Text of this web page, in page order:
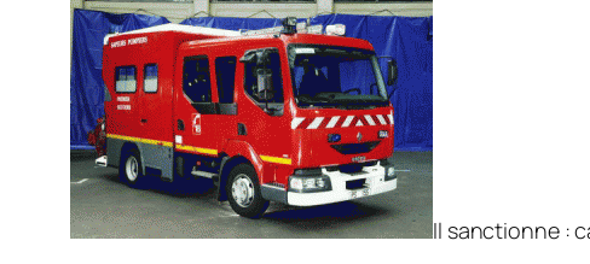
Il sanctionne :